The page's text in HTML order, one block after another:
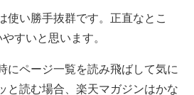
使い勝手抜群です。正直なとこ
すいと思います。
にページ一覧を読み飛ばして気に
と読む場合、楽天マガジンはかな